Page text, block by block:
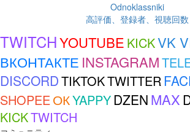
Odnoklassniki
高評価、登録者、視聴回数
TWITCHYOUTUBE KICKVK
ВКОНТАКТЕ INSTAGRAM
DISCORDTIKTOKTWITTER
SHOPEEОКYAPPYDZEN MAX
KICKTWITCH